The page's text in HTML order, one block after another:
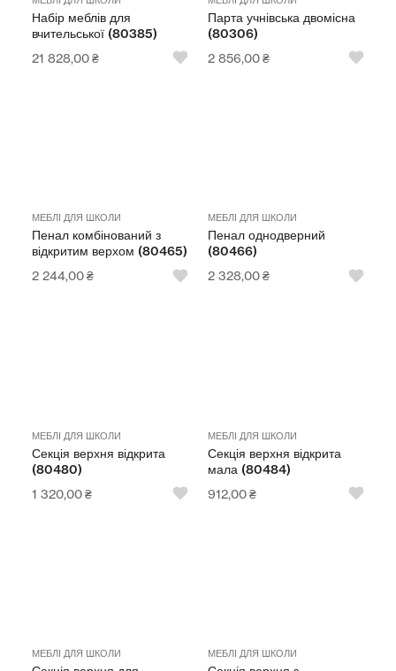
Набір меблів для
вчительської (80385)
21 828,00₴
Парта учнівська двомісна
(80306)
2 856,00₴
МЕБЛІ ДЛЯ ШКОЛИ
Пенал комбінований з
відкритим верхом (80465)
2 244,00₴
МЕБЛІ ДЛЯ ШКОЛИ
Пенал однодверний
(80466)
2 328,00₴
МЕБЛІ ДЛЯ ШКОЛИ
Секція верхня відкрита
(80480)
1 320,00₴
МЕБЛІ ДЛЯ ШКОЛИ
Секція верхня відкрита
мала (80484)
912,00₴
МЕБЛІ ДЛЯ ШКОЛИ МЕБЛІ ДЛЯ ШКОЛИ